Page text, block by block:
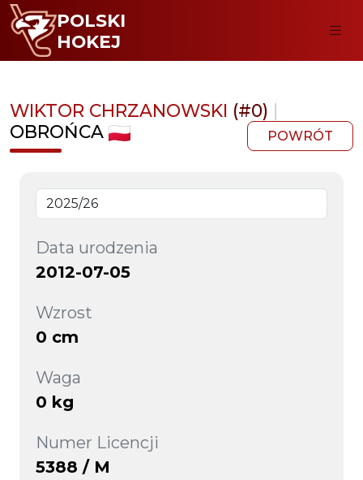
POLSKI
HOKEJ
WIKTOR CHRZANOWSKI (#0) |
OBROŃCA
POWRÓT
Data urodzenia
2012-07-05
Wzrost
0 cm
Waga
0 kg
Numer Licencji
5388 / M